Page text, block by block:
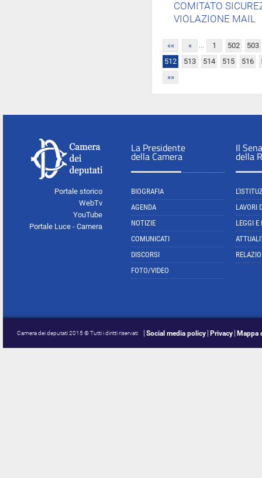
COMITATO
VIOLAZIONE MAIL
«« « 1
... 502
503
512
513 514 515 516
»»
Portale storico
WebTv
YouTube
Portale Luce - Camera
La Presidente
della Camera
BIOGRAFIA
AGENDA
NOTIZIE
COMUNICATI
DISCORSI
FOTO/VIDEO
Il
della
LAVORI
LEGGI E
Camera dei deputati 2015 © Tutti i diritti riservati Social media policy Privacy Mappa